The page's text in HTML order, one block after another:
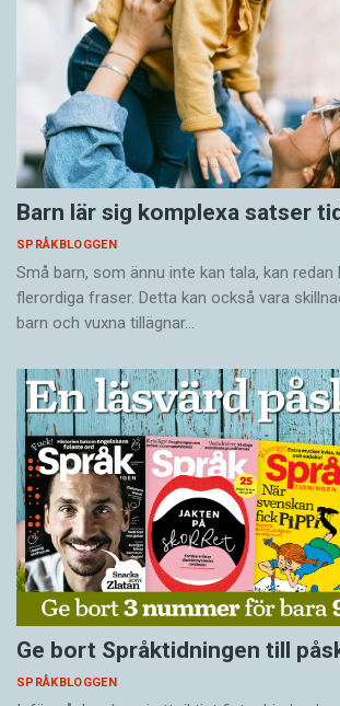
Barn lär sig komplexa satser
SPRÅKBLOGGEN
Små barn, som ännu inte kan tala, kan redan
flerordiga fraser. Detta kan också vara
barn och vuxna tillägnar…
Ge bort Språktidningen till
SPRÅKBLOGGEN